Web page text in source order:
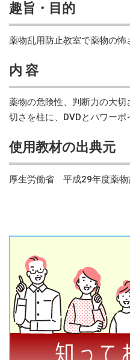
趣旨・目的
薬物乱用防止教室で薬物の怖
内 容
薬物の危険性、判断力の大
切さを柱に、DVDとパワー
使用教材の出典元
厚生労働省 平成29年度薬物